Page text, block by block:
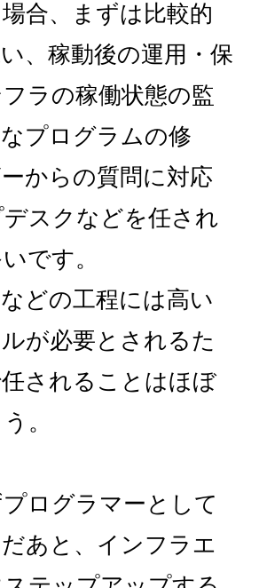
合、まずは比較的
、稼動後の運用・保
ラの稼働状態の監
プログラムの修
からの質問に対応
スクなどを任され
です。
どの工程には高い
が必要とされるた
されることはほぼ
。
ログラマーとして
あと、インフラエ